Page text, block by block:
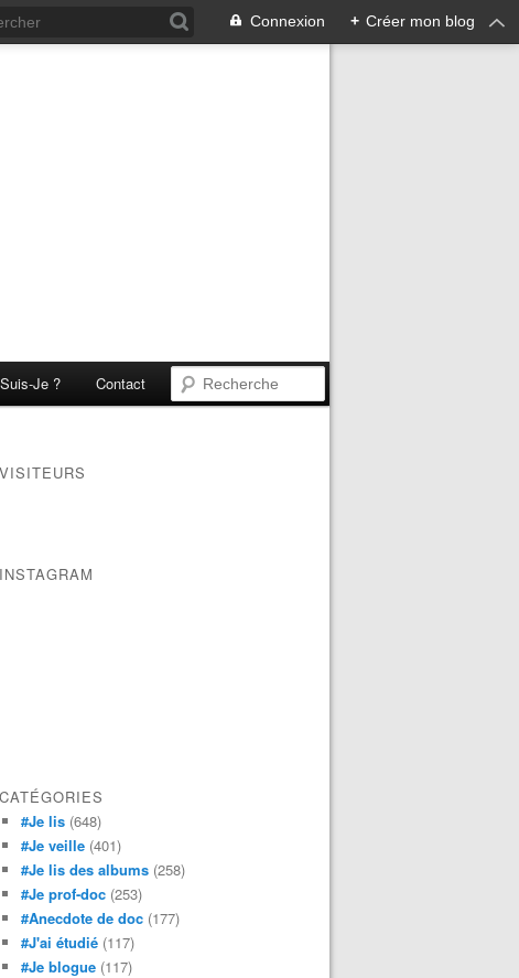
Connexion + Créer mon blog
Je ? Contact
VISITEURS
INSTAGRAM
CATÉGORIES
#Je lis (648)
#Je veille (401)
#Je lis des albums (258)
#Je prof-doc (253)
#Anecdote de doc (177)
#J'ai étudié (117)
#Je blogue (117)